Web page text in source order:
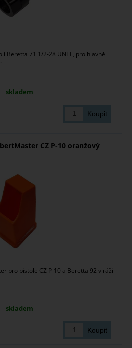
Beretta 71 1/2-28 UNEF, pro hlavně
skladem
CZ P-10 oranžový
pro pistole CZ P-10 a Beretta 92 v ráži
skladem